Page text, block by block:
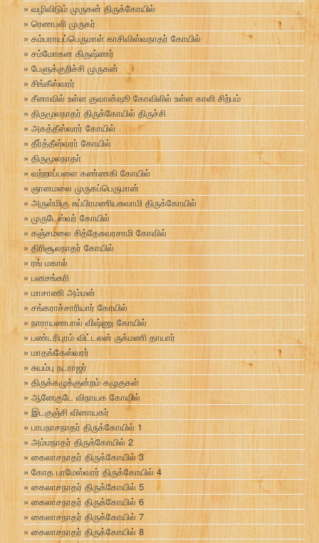
வழிவிடும் முருகன் திருக்கோயில்
ரெணபலி முருகர்
கம்பராயப்பெருமாள் காசிவிஸ்வநாதர் கோயில்
சம்மோகன கிருஷ்ணர்
பேளுக்குறிச்சி முருகன்
சிங்கீஸ்வரர்
சீனாவில் உள்ள குவான்ஷூ கோவிலில் உள்ள காளி சிற்பம்
திருமூலநாதர் திருக்கோயில் திருச்சி
அகத்தீஸ்வரர் கோயில்
தீர்த்தீஸ்வரர் கோயில்
திருமூலநாதா்
வற்றாப்பளை கண்ணகி கோயில்
ஞானமலை முருகப்பெருமான்
அருள்மிகு சுப்பிரமணியசுவாமி திருக்கோயில்
முருடேஸ்வர் கோயில்
கஞ்சமலை சித்தேசுவரசாமி கோவில்
திரிசூலநாதர் கோயில்
ரங் மகால்
பனசங்கரி
மாசாணி அம்மன்
சங்கராச்சாரியார் கோயில்
நாராயணபால் விஷ்ணு கோயில்
பண்டரிபுரம் விட்டலன் ருக்மணி தாயார்
மாதங்கேஸ்வரர்
சுயம்பு நடராஜர்
திருக்கழுக்குன்றம் கழுகுகள்
ஆனேகுடே விநாயக கோவில்
இடகுஞ்சி வினாயகர்
பாபநாசநாதர் திருக்கோயில் 1
அம்மநாதர் திருக்கோயில் 2
கைலாசநாதர் திருக்கோயில் 3
கோத பரமேஸ்வரர் திருக்கோயில் 4
கைலாசநாதர் திருக்கோயில் 5
கைலாசநாதர் திருக்கோயில் 6
கைலாசநாதர் திருக்கோயில் 7
கைலாசநாதர் திருக்கோயில் 8